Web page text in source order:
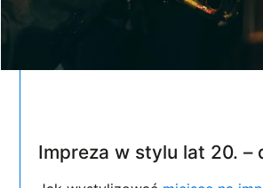
Impreza w stylu lat 20. –